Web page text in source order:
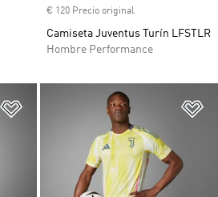
€ 120 Precio original
Camiseta Juventus Turín LFSTLR
Hombre Performance
Añadir a la lista de deseos